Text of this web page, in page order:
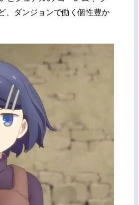
、ダンジョンで働く個性豊か